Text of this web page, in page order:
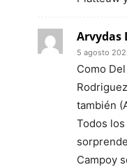
Arvydas
5 agosto
Como
también
Todos
Campoy